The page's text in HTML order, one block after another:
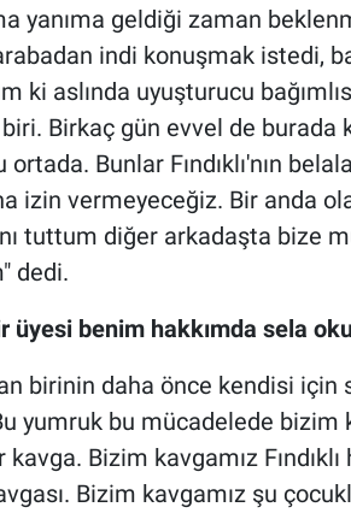
yanıma geldiği zaman
indi konuşmak istedi,
ki aslında uyuşturucu
biri. Birkaç gün evvel de burada
Bunlar Fındıklı'nın
izin vermeyeceğiz. Bir anda
tuttum diğer arkadaşta bize
dedi.
üyesi benim hakkımda sela
birinin daha önce kendisi
yumruk bu mücadelede bizim
kavga. Bizim kavgamız
Bizim kavgamız şu